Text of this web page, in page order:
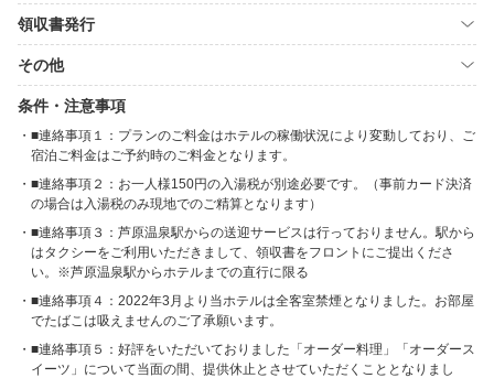
領収書発行
その他
条件・注意事項
■連絡事項１：プランのご料金はホテルの稼働状況により変動しており、ご
宿泊ご料金はご予約時のご料金となります。
■連絡事項２：お一人様150円の入湯税が別途必要です。（事前カード決済
の場合は入湯税のみ現地でのご精算となります）
■連絡事項３：芦原温泉駅からの送迎サービスは行っておりません。駅から
はタクシーをご利用いただきまして、領収書をフロントにご提出くださ
い。※芦原温泉駅からホテルまでの直行に限る
■連絡事項４：2022年3月より当ホテルは全客室禁煙となりました。お部屋
でたばこは吸えませんのご了承願います。
■連絡事項５：好評をいただいておりました「オーダー料理」「オーダース
イーツ」について当面の間、提供休止とさせていただくこととなりまし